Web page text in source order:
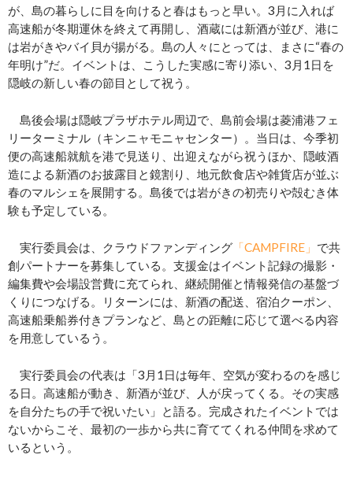
が、島の暮らしに目を向けると春はもっと早い。3月に入れば
高速船が冬期運休を終えて再開し、酒蔵には新酒が並び、港に
は岩がきやバイ貝が揚がる。島の人々にとっては、まさに“春の
年明け”だ。イベントは、こうした実感に寄り添い、3月1日を
隠岐の新しい春の節目として祝う。
島後会場は隠岐プラザホテル周辺で、島前会場は菱浦港フェ
リーターミナル（キンニャモニャセンター）。当日は、今季初
便の高速船就航を港で見送り、出迎えながら祝うほか、隠岐酒
造による新酒のお披露目と鏡割り、地元飲食店や雑貨店が並ぶ
春のマルシェを展開する。島後では岩がきの初売りや殻むき体
験も予定している。
実行委員会は、クラウドファンディング 「CAMPFIRE」 で共
創パートナーを募集している。支援金はイベント記録の撮影・
編集費や会場設営費に充てられ、継続開催と情報発信の基盤づ
くりにつなげる。リターンには、新酒の配送、宿泊クーポン、
高速船乗船券付きプランなど、島との距離に応じて選べる内容
を用意しているう。
実行委員会の代表は「3月1日は毎年、空気が変わるのを感じ
る日。高速船が動き、新酒が並び、人が戻ってくる。その実感
を自分たちの手で祝いたい」と語る。完成されたイベントでは
ないからこそ、最初の一歩から共に育ててくれる仲間を求めて
いるという。